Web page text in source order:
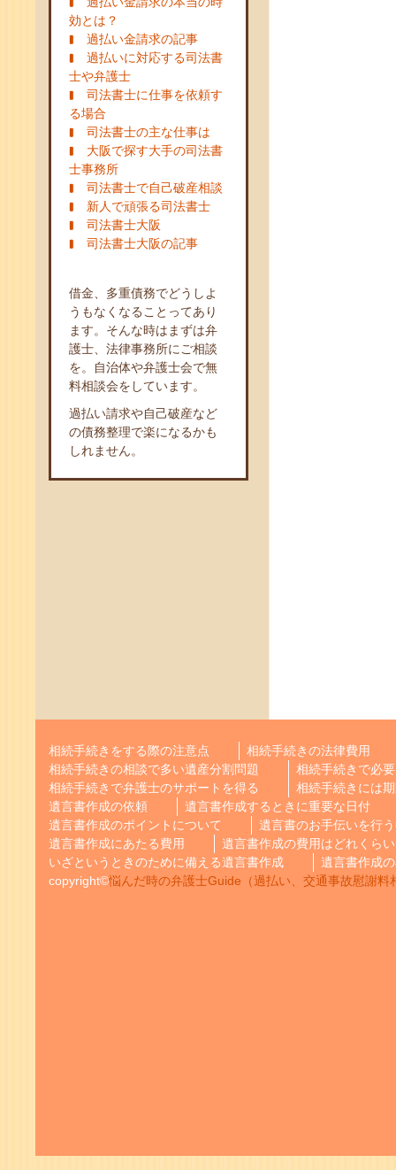
効とは？
過払い金請求の記事
過払いに対応する司法書
士や弁護士
司法書士に仕事を依頼す
る場合
司法書士の主な仕事は
大阪で探す大手の司法書
士事務所
司法書士で自己破産相談
新人で頑張る司法書士
司法書士大阪
司法書士大阪の記事
借金、多重債務でどうしよ
うもなくなることってあり
ます。そんな時はまずは弁
護士、法律事務所にご相談
を。自治体や弁護士会で無
料相談会をしています。
過払い請求や自己破産など
の債務整理で楽になるかも
しれません。
相続手続きをする際の注意点
相続手続きの法律費用
相続手続きの相談で多い遺産分割問題
相続手続きで必
相続手続きで弁護士のサポートを得る
相続手続きには
遺言書作成の依頼
遺言書作成するときに重要な日付
遺言書作成のポイントについて
遺言書のお手伝いを行
遺言書作成にあたる費用
遺言書作成の費用はどれくら
いざというときのために備える遺言書作成
遺言書作成
copyright©悩んだ時の弁護士Guide（過払い、交通事故慰謝料